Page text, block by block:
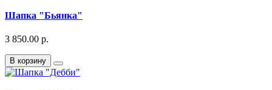
Шапка "Бьянка"
3 850.00 р.
В корзину